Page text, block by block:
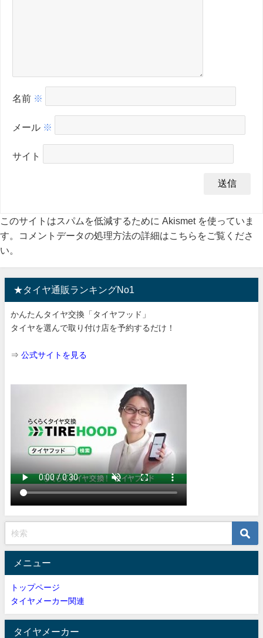
名前 ※
メール ※
サイト
このサイトはスパムを低減するために Akismet を使っていま
す。
コメントデータの処理方法の詳細はこちらをご覧くださ
い。
★タイヤ通販ランキングNo1
かんたんタイヤ交換「タイヤフッド」
タイヤを選んで取り付け店を予約するだけ！
⇒ 公式サイトを見る
メニュー
トップページ
タイヤメーカー関連
タイヤメーカー